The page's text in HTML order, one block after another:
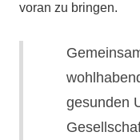
voran zu bringen.
gesunden